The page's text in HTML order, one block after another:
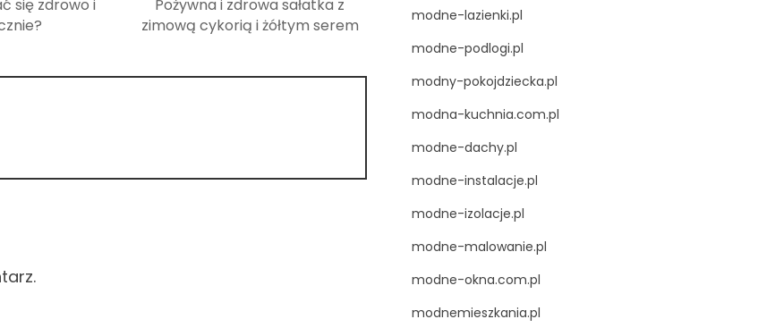
się zdrowo i
Pożywna i zdrowa sałatka z
zimową cykorią i żółtym serem
modne-lazienki.pl
modne-podlogi.pl
modny-pokojdziecka.pl
modna-kuchnia.com.pl
modne-dachy.pl
modne-instalacje.pl
modne-izolacje.pl
modne-malowanie.pl
modne-okna.com.pl
modnemieszkania.pl